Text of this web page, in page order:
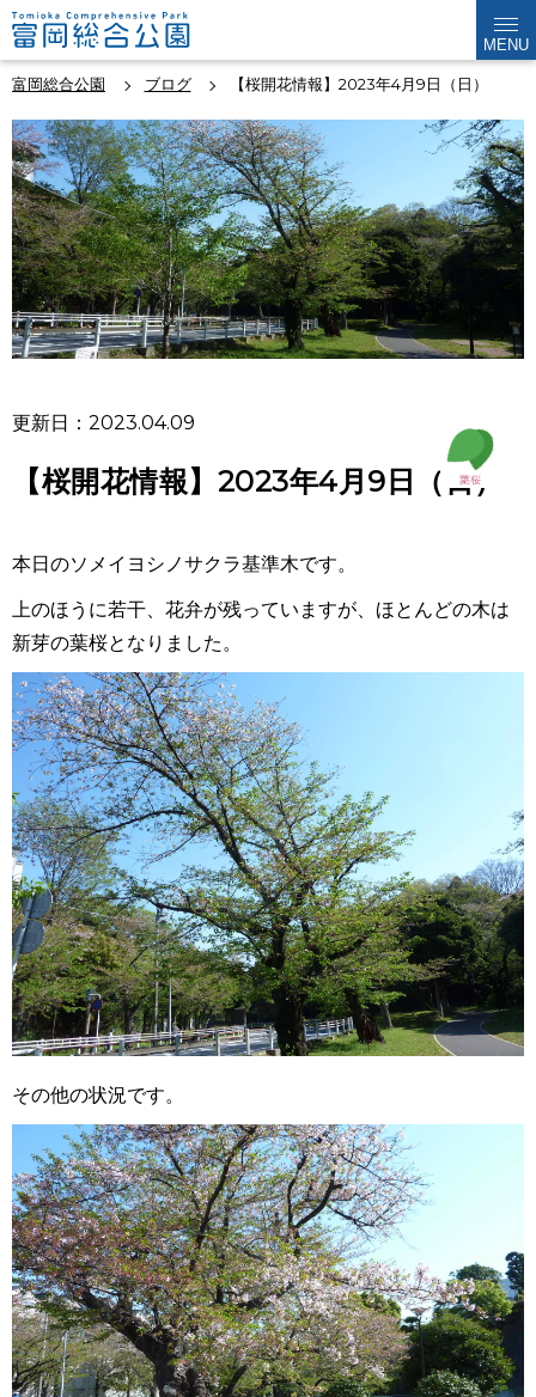
MENU
富岡総合公園 ブログ 【桜開花情報】2023年4月9日（日）
更新日：2023.04.09
【桜開花情報】2023年4月9日（日）
本日のソメイヨシノサクラ基準木です。
上のほうに若干、花弁が残っていますが、ほとんどの木は
新芽の葉桜となりました。
その他の状況です。